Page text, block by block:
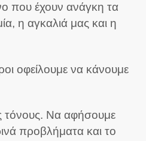
που έχουν ανάγκη τα
η αγκαλιά μας και η
οφείλουμε να κάνουμε
Να αφήσουμε
προβλήματα και το